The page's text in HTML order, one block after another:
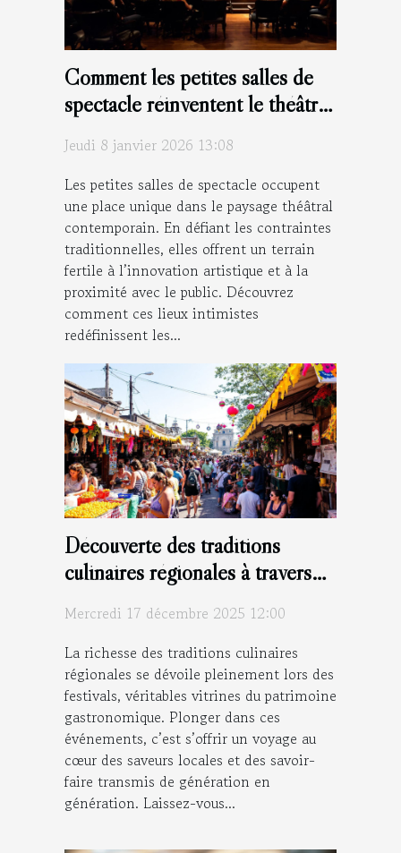
Comment les petites salles de
spectacle réinventent le théâtre
Jeudi 8 janvier 2026 13:08
Les petites salles de spectacle occupent
une place unique dans le paysage théâtral
contemporain. En défiant les contraintes
traditionnelles, elles offrent un terrain
fertile à l’innovation artistique et à la
proximité avec le public. Découvrez
comment ces lieux intimistes
redéfinissent les...
Découverte des traditions
culinaires régionales à travers
Mercredi 17 décembre 2025 12:00
La richesse des traditions culinaires
régionales se dévoile pleinement lors des
festivals, véritables vitrines du patrimoine
gastronomique. Plonger dans ces
événements, c’est s’offrir un voyage au
cœur des saveurs locales et des savoir-
faire transmis de génération en
génération. Laissez-vous...